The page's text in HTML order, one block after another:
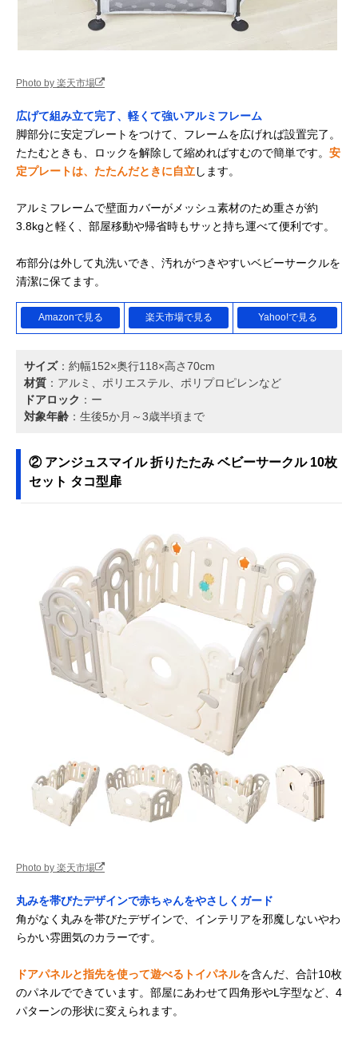
Photo by 楽天市場
広げて組み立て完了、軽くて強いアルミフレーム
脚部分に安定プレートをつけて、フレームを広げれば設置完了。
たたむときも、ロックを解除して縮めればすむので簡単です。 安
定プレートは、たたんだときに自立します。
アルミフレームで壁面カバーがメッシュ素材のため重さが約
3.8kgと軽く、部屋移動や帰省時もサッと持ち運べて便利です。
布部分は外して丸洗いでき、汚れがつきやすいベビーサークルを
清潔に保てます。
Amazonで見る 楽天市場で見る Yahoo!で見る
サイズ：約幅152×奥行118×高さ70cm
材質 ：アルミ、ポリエステル、ポリプロピレンなど
ドアロック ：ー
対象年齢 ：生後5か月～3歳半頃まで
② アンジュスマイル 折りたたみ ベビーサークル 10枚
セット タコ型扉
Photo by 楽天市場
丸みを帯びたデザインで赤ちゃんをやさしくガード
角がなく丸みを帯びたデザインで、インテリアを邪魔しないやわ
らかい雰囲気のカラーです。
ドアパネルと指先を使って遊べるトイパネルを含んだ、合計10枚
のパネルでできています。部屋にあわせて四角形やL字型など、4
パターンの形状に変えられます。